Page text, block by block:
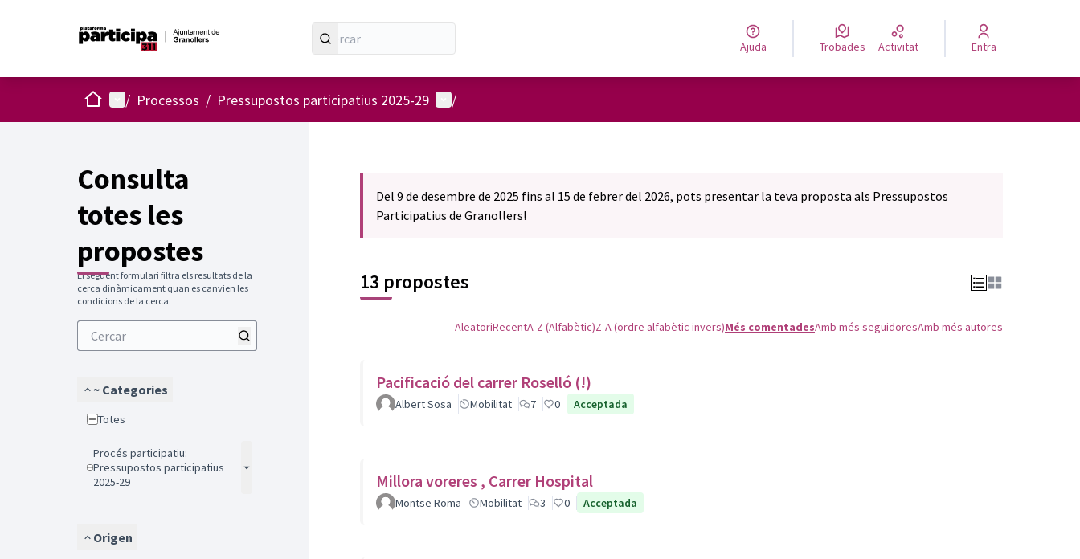
Ajuda Trobades Activitat Entra
Inici Menú principal
/ Processos / Pressupostos participatius 2025-29 Menú d'usuari
/
Consulta
totes les
propostes
El següent formulari filtra els resultats de la
cerca dinàmicament quan es canvien les
condicions de la cerca.
~ Categories
Totes
Procés participatiu:
Pressupostos participatius
2025-29
Origen
Del 9 de desembre de 2025 fins al 15 de febrer del 2026, pots presentar la teva proposta als Pressupostos
Participatius de Granollers!
13 propostes
AleatoriRecentA-Z (Alfabètic)Z-A (ordre alfabètic invers)Més comentadesAmb més seguidoresAmb més autores
Pacificació del carrer Roselló (!)
Albert Sosa Mobilitat 7 0 Acceptada
Millora voreres , Carrer Hospital
Montse Roma Mobilitat 3 0 Acceptada